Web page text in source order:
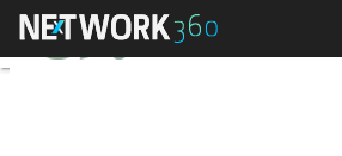
El aumento